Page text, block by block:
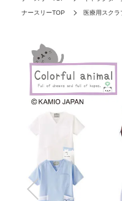
ナースリーTOP 医療用スクラ